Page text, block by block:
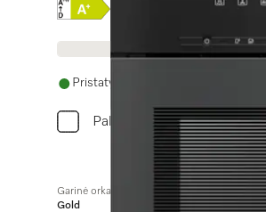
Online Label Flag,
Produkto duomenų
Pristatymas per 14 - 28 dienas
Palyginkite
Garinė orkaitė be rankenėlių su gėlo
Gold